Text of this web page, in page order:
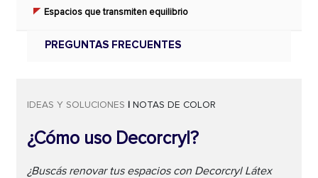
Espacios que transmiten equilibrio
PREGUNTAS FRECUENTES
IDEAS Y SOLUCIONES | NOTAS DE COLOR
¿Cómo uso Decorcryl?
¿Buscás renovar tus espacios con Decorcryl Látex